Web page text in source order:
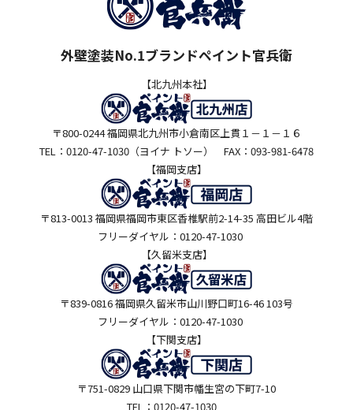
外壁塗装No.1ブランドペイント官兵衛
【北九州本社】
〒800-0244 福岡県北九州市小倉南区上貫１－１－１６
TEL：0120-47-1030（ヨイナ トソー） FAX：093-981-6478
【福岡支店】
〒813-0013 福岡県福岡市東区香椎駅前2-14-35 高田ビル4階
フリーダイヤル：0120-47-1030
【久留米支店】
〒839-0816 福岡県久留米市山川野口町16-46 103号
フリーダイヤル：0120-47-1030
【下関支店】
〒751-0829 山口県下関市幡生宮の下町7-10
TEL：0120-47-1030